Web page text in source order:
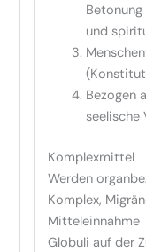
und
Bezogen
seelische
Komplexmittel
Werden
Komplex,
Mitteleinnahme
Globuli auf der